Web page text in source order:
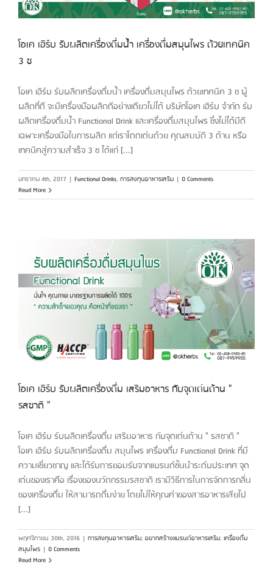
โอเค เฮิร์บ รับผลิตเครื่องดื่มน้ำ เครื่องดื่มสมุนไพร ด้วยเทคนิค
3 ช
โอเค เฮิร์บ รับผลิตเครื่องดื่มน้ำ เครื่องดื่มสมุนไพร ด้วยเทคนิค 3 ช ผู้
ผลิตที่ดี จะมีเครื่องมือผลิตดีอย่างเดียวไม่ได้ บริษัทโอเค เฮิร์บ จำกัด รับ
ผลิตเครื่องดื่มน้ำ Functional Drink และเครื่องดื่มสมุนไพร ซึ่งไม่ได้มีดี
เฉพาะเครื่องมือในการผลิต แต่เราโดดเด่นด้วย คุณสมบัติ 3 ด้าน หรือ
เทคนิคสู่ความสำเร็จ 3 ช ได้แก่ [...]
มกราคม 4th, 2017 | Functional Drinks, การลงทุนอาหารเสริม | 0 Comments
Read More
โอเค เฮิร์บ รับผลิตเครื่องดื่ม เสริมอาหาร กับจุดเด่นด้าน "
รสชาติ "
โอเค เฮิร์บ รับผลิตเครื่องดื่ม เสริมอาหาร กับจุดเด่นด้าน " รสชาติ "
โอเค เฮิร์บ รับผลิตเครื่องดื่ม สมุนไพร เครื่องดื่ม Functional Drink ที่มี
ความเชี่ยวชาญ และได้รับการยอมรับจากแบรนด์ชั้นนำระดับประเทศ จุด
เด่นของเราคือ เรื่องของนวัตกรรมรสชาติ เรามีวิธีการในการจัดการกลิ่น
ของเครื่องดื่ม ให้สามารถดื่มง่าย โดยไม่ให้คุณค่าของสารอาหารเสียไป
[...]
พฤศจิกายน 30th, 2016 | การลงทุนอาหารเสริม, อยากสร้างแบรนด์อาหารเสริม, เครื่องดื่ม
สมุนไพร | 0 Comments
Read More